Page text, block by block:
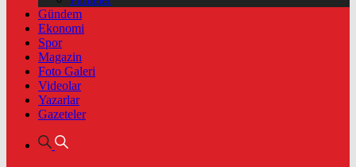
Gündem
Ekonomi
Spor
Magazin
Foto Galeri
Videolar
Yazarlar
Gazeteler